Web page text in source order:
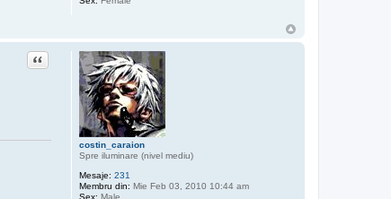
e
c
o
s
t
i
n
_
c
a
r
a
o
n
costin_caraion
Spre iluminare (nivel mediu)
Mesaje: 231
Membru din: Mie Feb 03, 2010 10:44 am
Sex: Male
Citat